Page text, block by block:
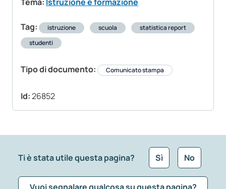
Tag: istruzione scuola
statistica report
studenti
Tipo di documento: Comunicato stampa
Id:26852
Ti è stata utile questa pagina? Sì No